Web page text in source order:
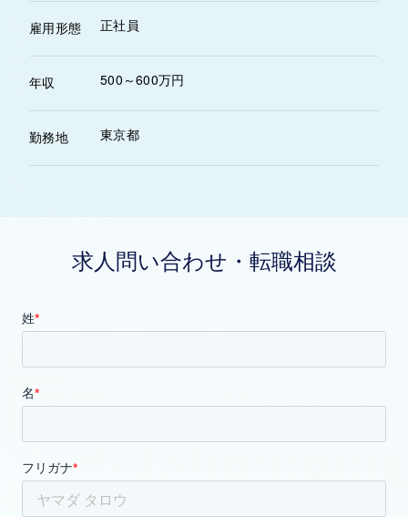
雇用形態 正社員
年収 500～600万円
勤務地 東京都
求人問い合わせ・転職相談